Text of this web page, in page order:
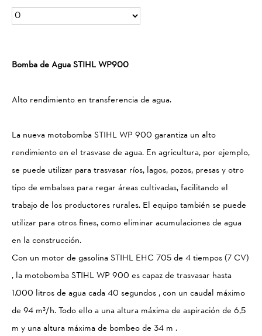
Bomba de Agua STIHL WP900
Alto rendimiento en transferencia de agua.
La nueva motobomba STIHL WP 900 garantiza un alto
rendimiento en el trasvase de agua. En agricultura, por ejemplo,
se puede utilizar para trasvasar ríos, lagos, pozos, presas y otro
tipo de embalses para regar áreas cultivadas, facilitando el
trabajo de los productores rurales. El equipo también se puede
utilizar para otros fines, como eliminar acumulaciones de agua
en la construcción.
Con un motor de gasolina STIHL EHC 705 de 4 tiempos (7 CV)
, la motobomba STIHL WP 900 es capaz de trasvasar hasta
1.000 litros de agua cada 40 segundos , con un caudal máximo
de 94 m³/h. Todo ello a una altura máxima de aspiración de 6,5
m y una altura máxima de bombeo de 34 m .